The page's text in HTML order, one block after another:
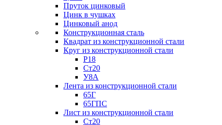
Пруток цинковый
Цинк в чушках
Цинковый анод
Конструкционная сталь
Квадрат из конструкционной стали
Круг из конструкционной стали
Р18
Ст20
У8А
Лента из конструкционной стали
65Г
65ГПС
Лист из конструкционной стали
Ст20